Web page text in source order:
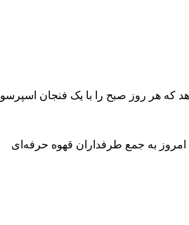
که هر روز صبح را با یک فنجان اسپرسو
به جمع طرفداران قهوه حرفه‌ای